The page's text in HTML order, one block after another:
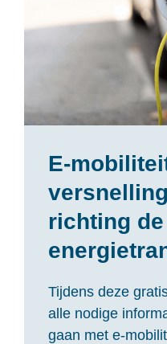
E-
richting de
Tijdens deze
alle nodige
gaan met e-